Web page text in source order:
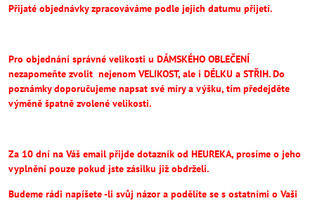
Přijaté objednávky zpracováváme podle jejich datumu přijetí.
Pro objednání správné velikosti u DÁMSKÉHO OBLEČENÍ
nezapomeňte zvolit nejenom VELIKOST, ale i DÉLKU a STŘIH.Do
poznámky doporučujeme napsat své míry a výšku, tím předejděte
výměně špatně zvolené velikosti.
Za 10 dní na Váš email přijde dotazník od HEUREKA, prosíme o jeho
vyplnění pouze pokud jste zásilku již obdrželi.
Budeme rádi napíšete -li svůj názor a podělíte se s ostatními o Vaši